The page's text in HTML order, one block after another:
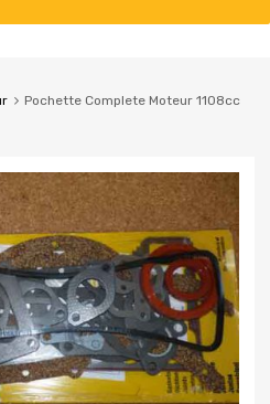
Pochette Complete Moteur 1108cc